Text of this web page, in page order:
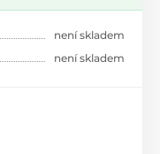
není skladem
není skladem